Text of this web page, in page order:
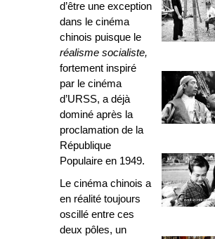
d’être une exception
dans le cinéma
chinois puisque le
réalisme socialiste,
fortement inspiré
par le cinéma
d’URSS, a déjà
dominé après la
proclamation de la
République
Populaire en 1949.
Le cinéma chinois a
en réalité toujours
oscillé entre ces
deux pôles, un